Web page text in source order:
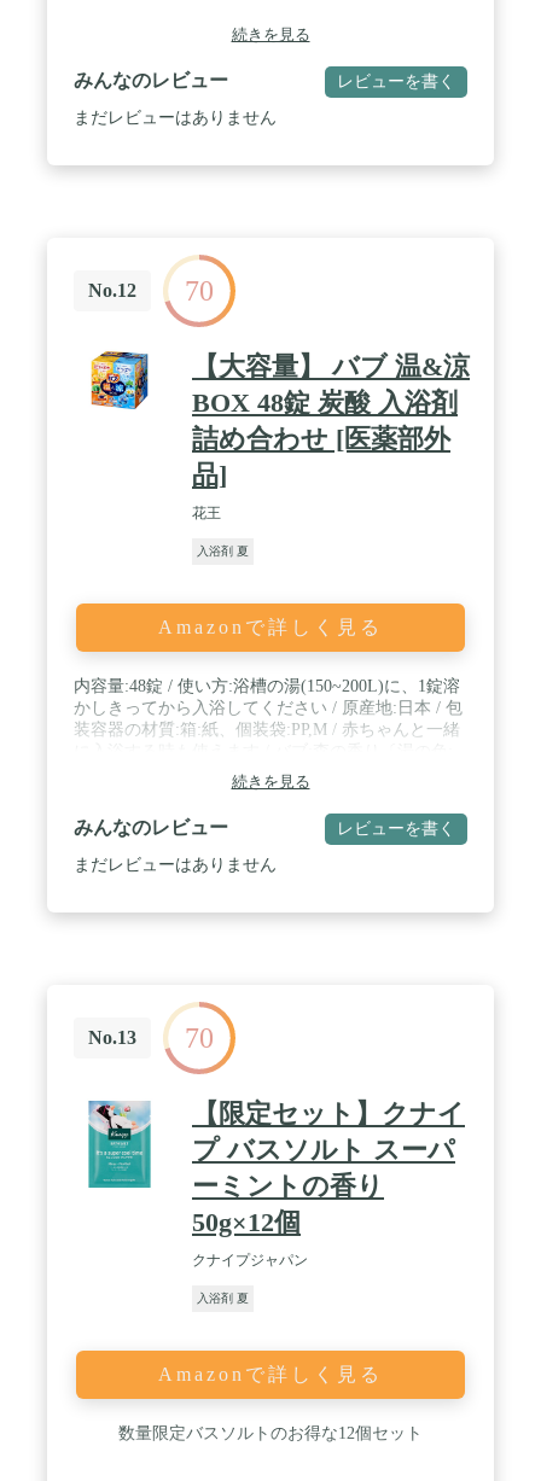
続きを見る
みんなのレビュー レビューを書く
まだレビューはありません
No.12 70
【大容量】 バブ 温&涼
BOX 48錠 炭酸 入浴剤
詰め合わせ [医薬部外
品]
花王
入浴剤 夏
Amazonで詳しく見る
内容量:48錠 / 使い方:浴槽の湯(150~200L)に、1錠溶
かしきってから入浴してください / 原産地:日本 / 包
装容器の材質:箱:紙、個装袋:PP,M / 赤ちゃんと一緒
ナチュラルグリーン(透明タイプ)〕、ゆずの香り
〔湯の色:ナチュラルイエロー(透明タイプ)〕、ラベ
ンダーの香り〔湯の色:ナチュラルパープル(透明タ
イプ)〕 / バブクール:マリンフラワーの香り〔湯の
色:クリアパープル(透明タイプ)〕、ミントの香り
続きを見る
みんなのレビュー レビューを書く
まだレビューはありません
No.13 70
【限定セット】クナイ
プ バスソルト スーパ
ーミントの香り
50g×12個
クナイプジャパン
入浴剤 夏
Amazonで詳しく見る
数量限定バスソルトのお得な12個セット